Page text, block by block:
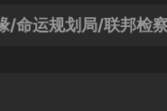
/命运规划局/联邦